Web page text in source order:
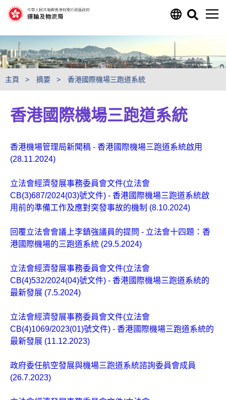
主頁 摘要 香港國際機場三跑道系統
香港國際機場三跑道系統
香港機場管理局新聞稿 - 香港國際機場三跑道系統啟用
(28.11.2024)
立法會經濟發展事務委員會文件(立法會
CB(3)687/2024(03)號文件) - 香港國際機場三跑道系統啟
用前的準備工作及應對突發事故的機制 (8.10.2024)
回覆立法會會議上李鎮強議員的提問 - 立法會十四題：香
港國際機場的三跑道系統 (29.5.2024)
立法會經濟發展事務委員會文件(立法會
CB(4)532/2024(04)號文件) - 香港國際機場三跑道系統的
最新發展 (7.5.2024)
立法會經濟發展事務委員會文件(立法會
CB(4)1069/2023(01)號文件) - 香港國際機場三跑道系統的
最新發展 (11.12.2023)
政府委任航空發展與機場三跑道系統諮詢委員會成員
(26.7.2023)